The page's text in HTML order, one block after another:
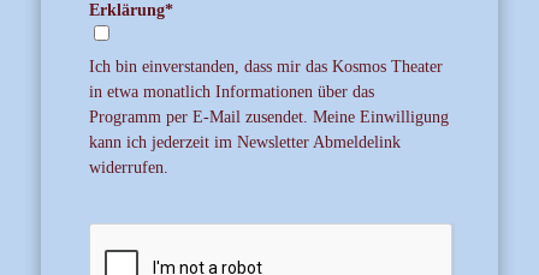
Erklärung*
Ich bin einverstanden, dass mir das Kosmos Theater
in etwa monatlich Informationen über das
Programm per E-Mail zusendet. Meine Einwilligung
kann ich jederzeit im Newsletter Abmeldelink
widerrufen.